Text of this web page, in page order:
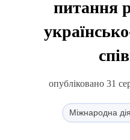
питання
опубліковано 31
Міжнародна